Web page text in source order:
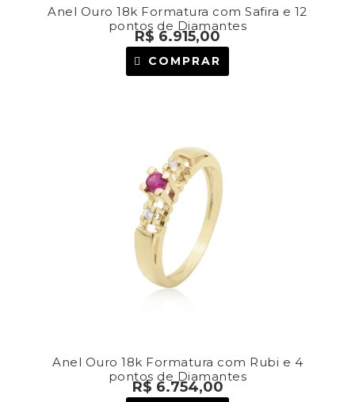
Anel Ouro 18k Formatura com Safira e 12
pontos de Diamantes
R$ 6.915,00
COMPRAR
Anel Ouro 18k Formatura com Rubi e 4
pontos de Diamantes
R$6.754,00